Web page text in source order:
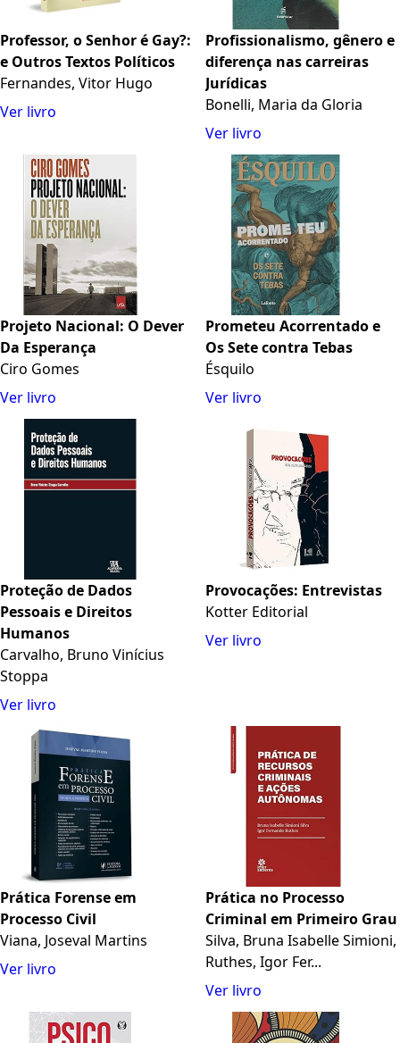
Professor, o Senhor é Gay?:
e Outros Textos Políticos
Fernandes, Vitor Hugo
Ver livro
Profissionalismo, gênero e
diferença nas carreiras
Jurídicas
Bonelli, Maria da Gloria
Ver livro
Projeto Nacional: O Dever
Da Esperança
Ciro Gomes
Ver livro
Prometeu Acorrentado e
Os Sete contra Tebas
Ésquilo
Ver livro
Proteção de Dados
Pessoais e Direitos
Humanos
Carvalho, Bruno Vinícius
Stoppa
Ver livro
Provocações: Entrevistas
Kotter Editorial
Ver livro
Prática Forense em
Processo Civil
Viana, Joseval Martins
Ver livro
Prática no Processo
Criminal em Primeiro Grau
Silva, Bruna Isabelle Simioni,
Ruthes, Igor Fer...
Ver livro